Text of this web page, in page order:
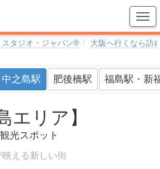
スタジオ・ジャパン® 大阪へ行くなら訪
中之島駅 肥後橋駅 福島駅・新
エリア】
光スポット
える新しい街